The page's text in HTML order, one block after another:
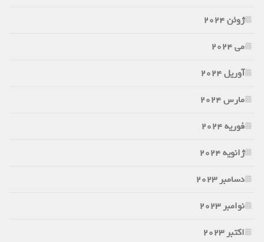
ژوئن 2024
می 2024
آوریل 2024
مارس 2024
فوریه 2024
ژانویه 2024
دسامبر 2023
نوامبر 2023
اکتبر 2023